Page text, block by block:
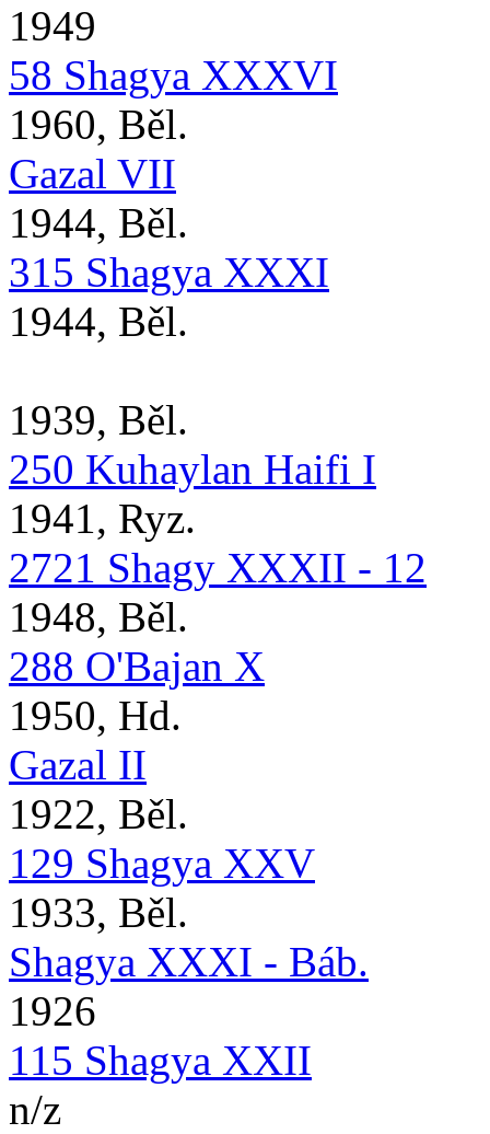
1949
58 Shagya XXXVI
1960, Běl.
Gazal VII
1944, Běl.
315 Shagya XXXI
1944, Běl.
1939, Běl.
250 Kuhaylan Haifi I
1941, Ryz.
2721 Shagy XXXII - 12
1948, Běl.
288 O'Bajan X
1950, Hd.
Gazal II
1922, Běl.
129 Shagya XXV
1933, Běl.
Shagya XXXI - Báb.
1926
115 Shagya XXII
n/z